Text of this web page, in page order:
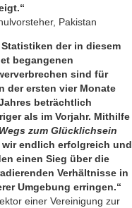
Pakistan
Statistiken der in diesem
begangenen
sind für
der ersten vier Monate
beträchtlich
als im Vorjahr. Mithilfe
Wegs zum Glücklichsein
endlich erfolgreich und
einen Sieg über die
Verhältnisse in
Umgebung erringen.“
einer Vereinigung zur